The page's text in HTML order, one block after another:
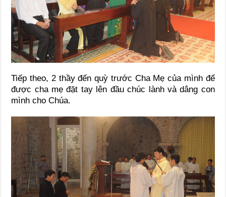
Tiếp theo, 2 thầy đến quỳ trước Cha Mẹ của mình để
được cha mẹ đặt tay lên đầu chúc lành và dâng con
mình cho Chúa.